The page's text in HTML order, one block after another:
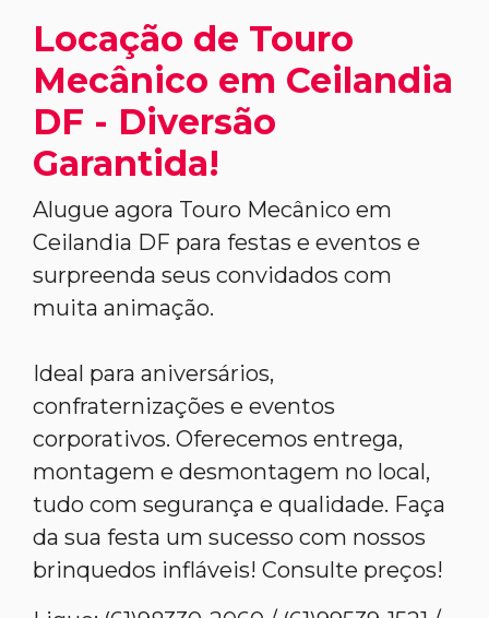
Locação de Touro
Mecânico em Ceilandia
DF - Diversão
Garantida!
Alugue agora Touro Mecânico em
Ceilandia DF para festas e eventos e
surpreenda seus convidados com
muita animação.
Ideal para aniversários,
confraternizações e eventos
corporativos. Oferecemos entrega,
montagem e desmontagem no local,
tudo com segurança e qualidade. Faça
da sua festa um sucesso com nossos
brinquedos infláveis! Consulte preços!